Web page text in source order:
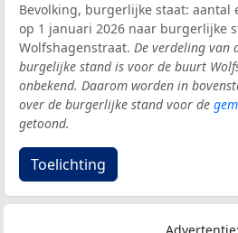
Bevolking, burgerlijke staat: aantal
op 1 januari 2026 naar burgerlijke
Wolfshagenstraat. De verdeling van
burgelijke stand is voor de buurt
onbekend. Daarom worden in
over de burgerlijke stand voor de
getoond.
Toelichting